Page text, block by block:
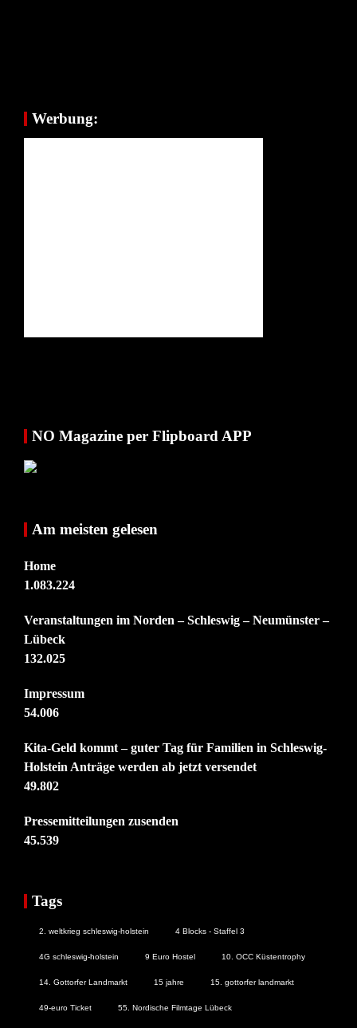
Werbung:
NO Magazine per Flipboard APP
Am meisten gelesen
Home
1.083.224
Veranstaltungen im Norden – Schleswig – Neumünster –
Lübeck
132.025
Impressum
54.006
Kita-Geld kommt – guter Tag für Familien in Schleswig-
Holstein Anträge werden ab jetzt versendet
49.802
Pressemitteilungen zusenden
45.539
Tags
2. weltkrieg schleswig-holstein 4 Blocks - Staffel 3
4G schleswig-holstein 9 Euro Hostel 10. OCC Küstentrophy
14. Gottorfer Landmarkt 15 jahre 15. gottorfer landmarkt
49-euro Ticket 55. Nordische Filmtage Lübeck